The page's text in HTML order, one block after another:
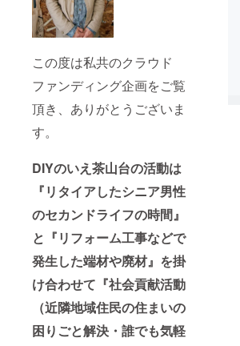
この度は私共のクラウド
ファンディング企画をご覧
頂き、ありがとうございま
す。
DIYのいえ茶山台の活動は
『リタイアしたシニア男性
のセカンドライフの時間』
と『リフォーム工事などで
発生した端材や廃材』を掛
け合わせて『社会貢献活動
（近隣地域住民の住まいの
困りごと解決・誰でも気軽